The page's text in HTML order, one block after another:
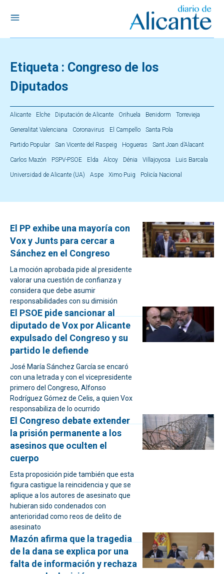
Etiqueta : Congreso de los
Diputados
Alicante Elche Diputación de Alicante Orihuela Benidorm Torrevieja
Generalitat Valenciana Coronavirus El Campello Santa Pola
Partido Popular San Vicente del Raspeig Hogueras Sant Joan d’Alacant
Carlos Mazón PSPV-PSOE Elda Alcoy Dénia Villajoyosa Luis Barcala
Universidad de Alicante (UA) Aspe Ximo Puig Policía Nacional
El PP exhibe una mayoría con
Vox y Junts para cercar a
Sánchez en el Congreso
La moción aprobada pide al presidente
valorar una cuestión de confianza y
considera que debe asumir
responsabilidades con su dimisión
El PSOE pide sancionar al
diputado de Vox por Alicante
expulsado del Congreso y su
partido le defiende
José María Sánchez García se encaró
con una letrada y con el vicepresidente
primero del Congreso, Alfonso
Rodríguez Gómez de Celis, a quien Vox
responsabiliza de lo ocurrido
El Congreso debate extender
la prisión permanente a los
asesinos que oculten el
cuerpo
Esta proposición pide también que esta
figura castigue la reincidencia y que se
aplique a los autores de asesinato que
hubieran sido condenados con
anterioridad como reos de delito de
asesinato
Mazón afirma que la tragedia
de la dana se explica por una
falta de información y rechaza